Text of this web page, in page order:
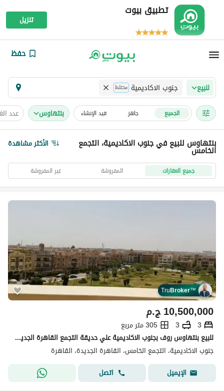
تطبيق بيوت
تنزيل
حفظ
للبيع جنوب الاكاديمية مختلط
الجميع جاهز قيد الإنشاء بنتهاوس عدد
بنتهاوس للبيع في جنوب الاكاديمية، التجمع
الخامس الأكثر مشاهدة
جميع العقارات المفروشة غير المفروشة
TruBroker™
ج.م10,500,000
3
3
305 متر مربع
للبيع بنتهاوس روف بجنوب الاكاديمية علي حديقة التجمع القاهرة الجديدة
جنوب الاكاديمية، التجمع الخامس، القاهرة الجديدة، القاهرة
الإيميل
اتصل